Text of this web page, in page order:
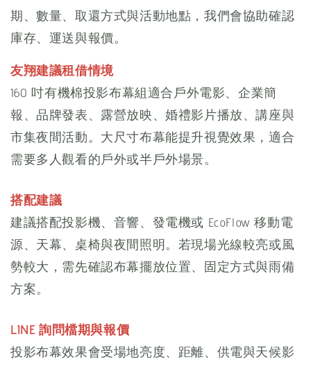
期、數量、取還方式與活動地點，我們會協助確認
庫存、運送與報價。
友翔建議租借情境
160 吋有機棉投影布幕組適合戶外電影、企業簡
報、品牌發表、露營放映、婚禮影片播放、講座與
市集夜間活動。大尺寸布幕能提升視覺效果，適合
需要多人觀看的戶外或半戶外場景。
搭配建議
建議搭配投影機、音響、發電機或 EcoFlow 移動電
源、天幕、桌椅與夜間照明。若現場光線較亮或風
勢較大，需先確認布幕擺放位置、固定方式與雨備
方案。
LINE 詢問檔期與報價
投影布幕效果會受場地亮度、距離、供電與天候影